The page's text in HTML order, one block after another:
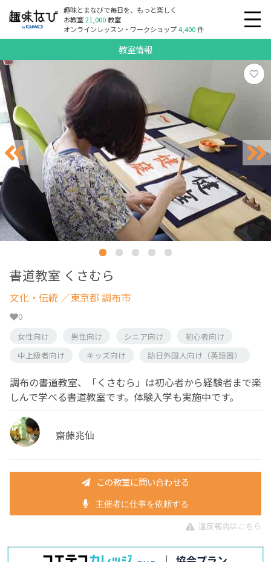
趣味とまなびで毎日を、もっと楽しく
お教室21,000教室
オンラインレッスン・ワークショップ4,400件
教室情報
書道教室 くさむら
文化・伝統 ／東京都 調布市
0
女性向け
男性向け シニア向け
初心者向け
中上級者向け
キッズ向け 訪日外国人向け（英語圏）
調布の書道教室、「くさむら」は初心者から経験者まで楽
しんで学べる書道教室です。体験入学も実施中です。
齋藤兆仙
この教室に問い合わせる
主催者に仕事を依頼する
違反報告はこちら